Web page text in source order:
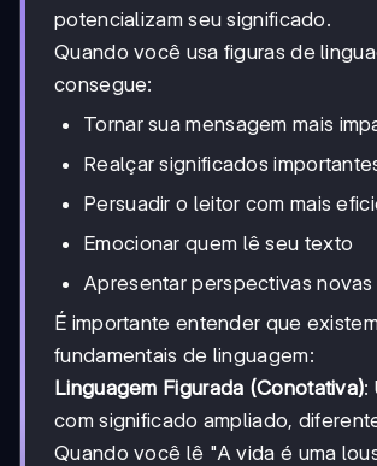
potencializam seu significado.
Quando você usa figuras de
consegue:
Tornar sua mensagem mais
Realçar significados
Persuadir o leitor com mais
Emocionar quem lê seu texto
Apresentar perspectivas novas
É importante entender que
fundamentais de linguagem:
Linguagem Figurada (Conotativa):
com significado ampliado,
Quando você lê "A vida é uma